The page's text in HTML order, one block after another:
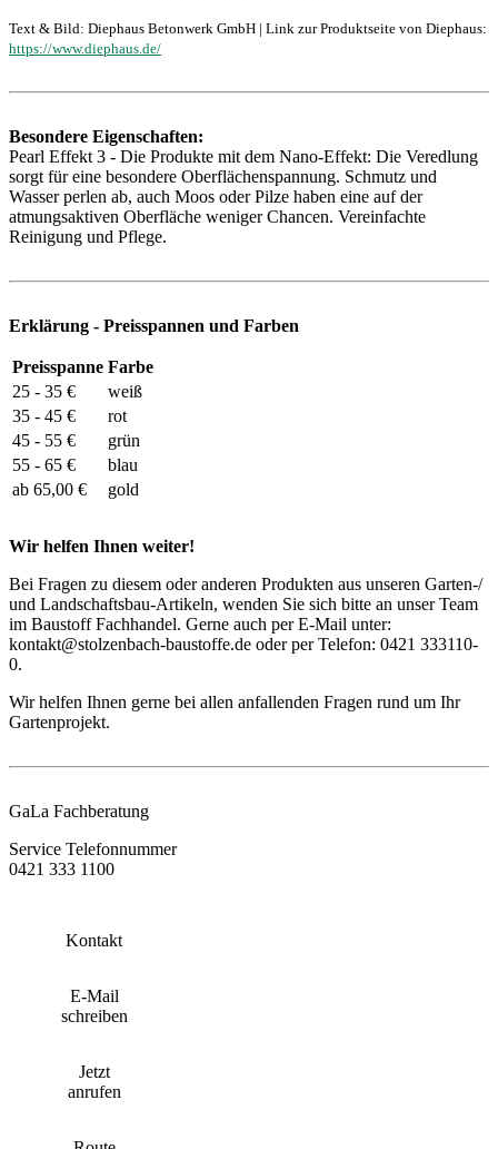
Text & Bild: Diephaus Betonwerk GmbH | Link zur Produktseite von Diephaus:
https://www.diephaus.de/
Besondere Eigenschaften:
Pearl Effekt 3 - Die Produkte mit dem Nano-Effekt: Die Veredlung
sorgt für eine besondere Oberflächenspannung. Schmutz und
Wasser perlen ab, auch Moos oder Pilze haben eine auf der
atmungsaktiven Oberfläche weniger Chancen. Vereinfachte
Reinigung und Pflege.
Erklärung - Preisspannen und Farben
Preisspanne Farbe
25 - 35 €
weiß
35 - 45 €
rot
45 - 55 €
grün
55 - 65 €
blau
ab 65,00 €
gold
Wir helfen Ihnen weiter!
Bei Fragen zu diesem oder anderen Produkten aus unseren Garten-/
und Landschaftsbau-Artikeln, wenden Sie sich bitte an unser Team
im Baustoff Fachhandel. Gerne auch per E-Mail unter:
kontakt@stolzenbach-baustoffe.de oder per Telefon: 0421 333110-
0.
Wir helfen Ihnen gerne bei allen anfallenden Fragen rund um Ihr
Gartenprojekt.
GaLa Fachberatung
Service Telefonnummer
0421 333 1100
Kontakt
E-Mail
schreiben
Jetzt
anrufen